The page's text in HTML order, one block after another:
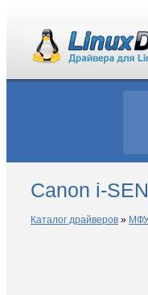
Canon i-
Каталог драйверов »